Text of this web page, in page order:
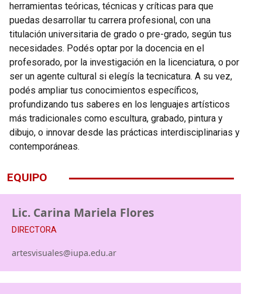
herramientas teóricas, técnicas y críticas para que
puedas desarrollar tu carrera profesional, con una
titulación universitaria de grado o pre-grado, según tus
necesidades. Podés optar por la docencia en el
profesorado, por la investigación en la licenciatura, o por
ser un agente cultural si elegís la tecnicatura. A su vez,
podés ampliar tus conocimientos específicos,
profundizando tus saberes en los lenguajes artísticos
más tradicionales como escultura, grabado, pintura y
dibujo, o innovar desde las prácticas interdisciplinarias y
contemporáneas.
EQUIPO
Lic. Carina Mariela Flores
DIRECTORA
artesvisuales@iupa.edu.ar